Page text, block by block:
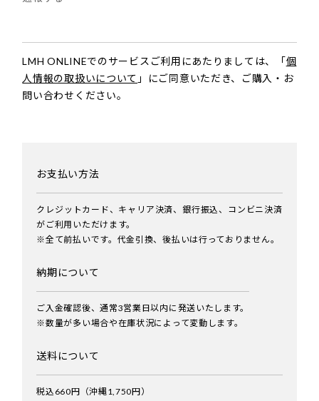
LMH ONLINEでのサービスご利用にあたりましては、 「個
人情報の取扱いについて 」にご同意いただき、
ご購入・お
問い合わせください。
お支払い方法
クレジットカード、キャリア決済、銀行振込、コンビニ決済
がご利用いただけます。
※全て前払いです。代金引換、後払いは行っておりません。
納期について
ご入金確認後、通常3営業日以内に発送いたします。
※数量が多い場合や在庫状況によって変動します。
送料について
税込660円（沖縄1,750円）